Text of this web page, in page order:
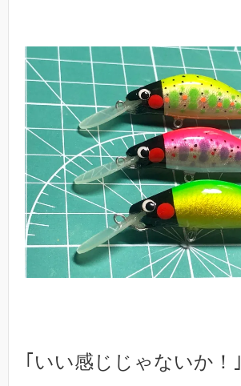
｢いい感じじゃないか！｣